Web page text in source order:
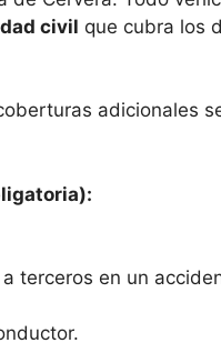
civil que cubra los
adicionales
terceros en un